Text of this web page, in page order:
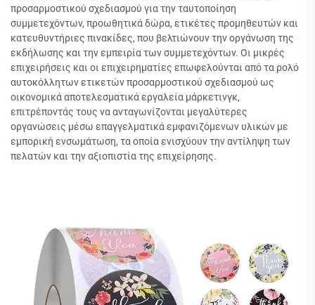
προσαρμοστικού σχεδιασμού για την ταυτοποίηση
συμμετεχόντων, προωθητικά δώρα, ετικέτες προμηθευτών και
κατευθυντήριες πινακίδες, που βελτιώνουν την οργάνωση της
εκδήλωσης και την εμπειρία των συμμετεχόντων. Οι μικρές
επιχειρήσεις και οι επιχειρηματίες επωφελούνται από τα ρολό
αυτοκόλλητων ετικετών προσαρμοστικού σχεδιασμού ως
οικονομικά αποτελεσματικά εργαλεία μάρκετινγκ,
επιτρέποντάς τους να ανταγωνίζονται μεγαλύτερες
οργανώσεις μέσω επαγγελματικά εμφανιζόμενων υλικών με
εμπορική ενσωμάτωση, τα οποία ενισχύουν την αντίληψη των
πελατών και την αξιοπιστία της επιχείρησης.